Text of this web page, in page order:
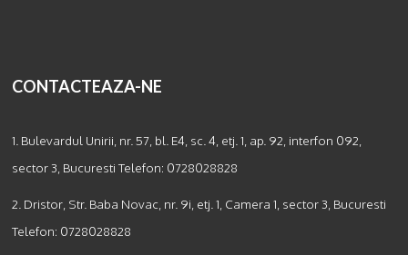
CONTACTEAZA-NE
1. Bulevardul Unirii, nr. 57, bl. E4, sc. 4, etj. 1, ap. 92, interfon 092,
sector 3, Bucuresti Telefon: 0728028828
2. Dristor, Str. Baba Novac, nr. 9i, etj. 1, Camera 1, sector 3, Bucuresti
Telefon: 0728028828